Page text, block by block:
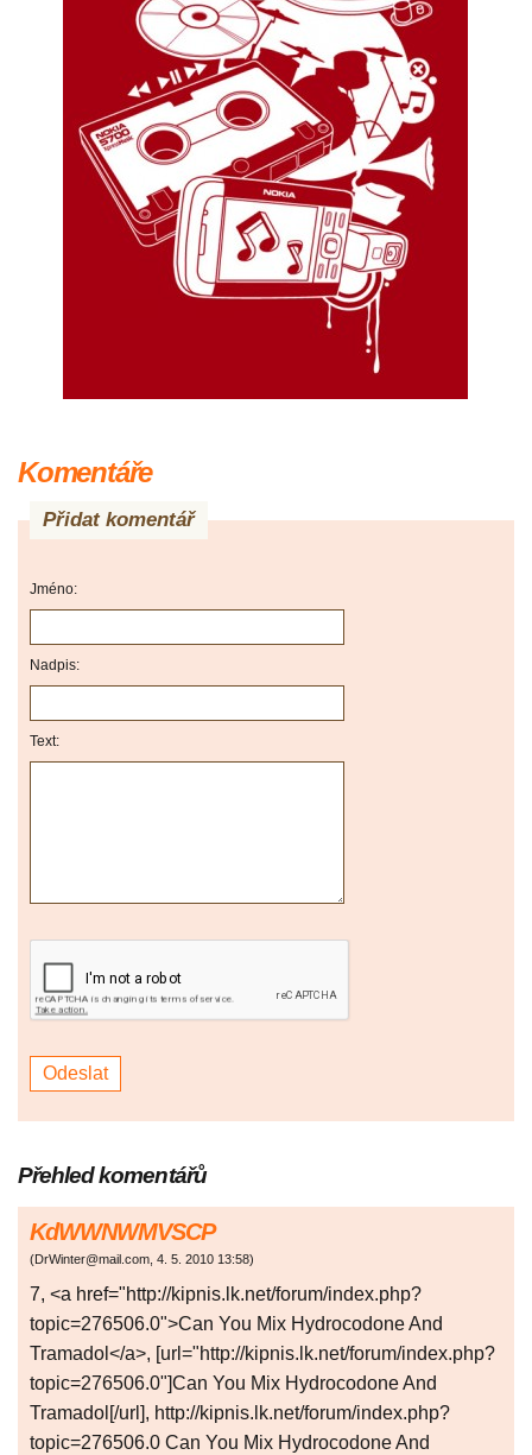
Komentáře
Přidat komentář
Jméno:
Nadpis:
Text:
Přehled komentářů
KdWWNWMVSCP
(DrWinter@mail.com, 4. 5. 2010 13:58)
7, <a href="http://kipnis.lk.net/forum/index.php?
topic=276506.0">Can You Mix Hydrocodone And
Tramadol</a>, [url="http://kipnis.lk.net/forum/index.php?
topic=276506.0"]Can You Mix Hydrocodone And
Tramadol[/url], http://kipnis.lk.net/forum/index.php?
topic=276506.0 Can You Mix Hydrocodone And